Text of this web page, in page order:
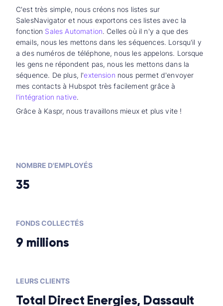
C'est très simple, nous créons nos listes sur
SalesNavigator et nous exportons ces listes avec la
fonction Sales Automation. Celles où il n'y a que des
emails, nous les mettons dans les séquences. Lorsqu'il y
a des numéros de téléphone, nous les appelons. Lorsque
les gens ne répondent pas, nous les mettons dans la
séquence. De plus, l'extension nous permet d'envoyer
mes contacts à Hubspot très facilement grâce à
l'intégration native.
Grâce à Kaspr, nous travaillons mieux et plus vite !
NOMBRE D'EMPLOYÉS
35
FONDS COLLECTÉS
9 millions
LEURS CLIENTS
Total Direct Energies, Dassault